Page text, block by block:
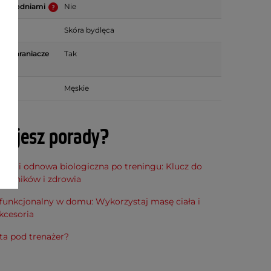
spodniami Nie
Skóra bydlęca
ochraniacze Tak
Męskie
porady?
i odnowa biologiczna po treningu: Klucz do
wyników i zdrowia
w domu: Wykorzystaj masę ciała i
pod trenażer?